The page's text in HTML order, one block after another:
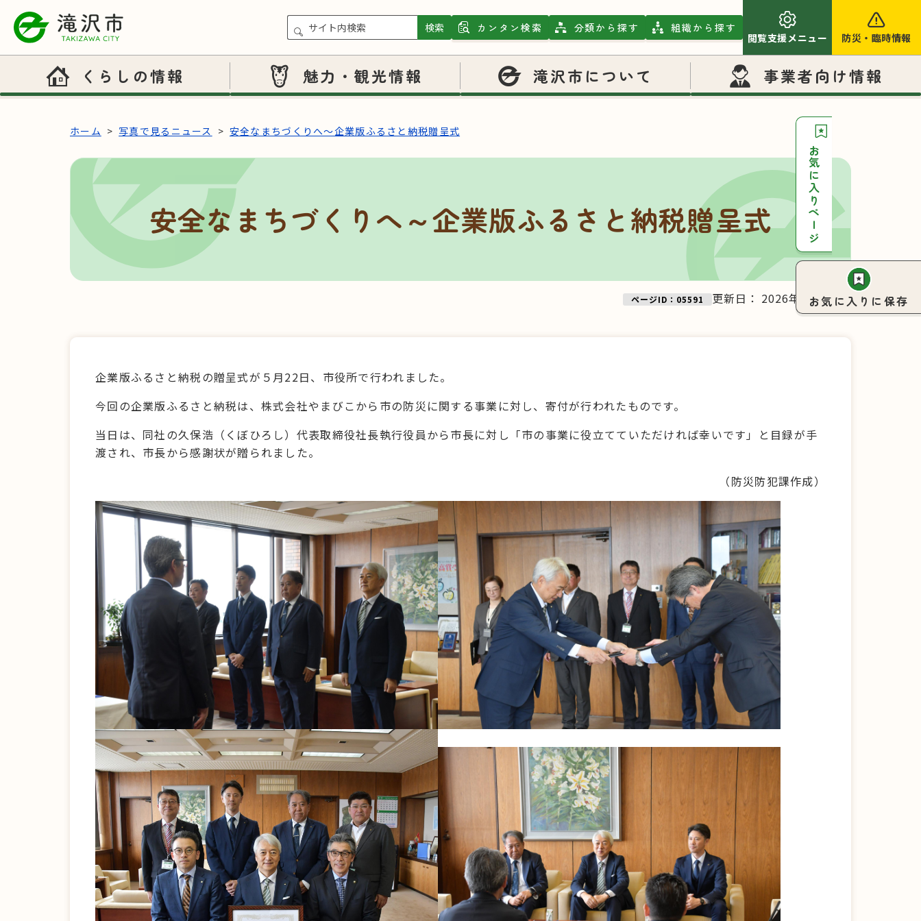
本文へスキップ
検索 カンタン検索 分類から探す 組織から探す
閲覧支援メニュー 防災 ・ 臨時情報
くらしの情報 魅力・観光情報 滝沢市について 事業者向け情報
お気に入りページ
お気に入りに保存
ホーム 写真で見るニュース 安全なまちづくりへ～企業版ふるさと納税贈呈式
安全なまちづくりへ～企業版ふるさと納税贈呈式
ページID：05591 更新日： 2026年05月29日
企業版ふるさと納税の贈呈式が５月22日、市役所で行われました。
今回の企業版ふるさと納税は、株式会社やまびこから市の防災に関する事業に対し、寄付が行われたものです。
当日は、同社の久保浩（くぼひろし）代表取締役社長執行役員から市長に対し「市の事業に役立てていただければ幸いです」と目録が手
渡され、市長から感謝状が贈られました。
（防災防犯課作成）